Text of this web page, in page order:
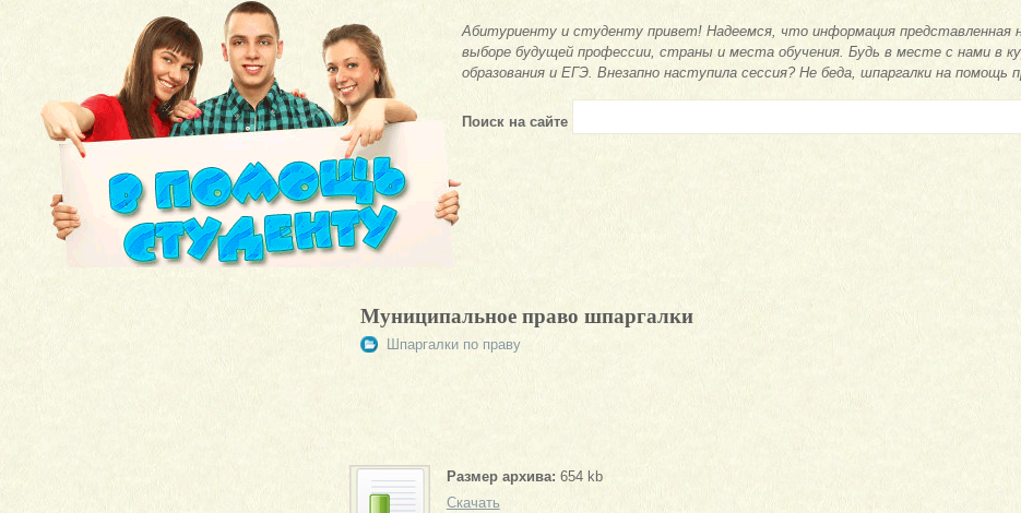
Абитуриенту и студенту привет! Надеемся, что информация
выборе будущей профессии, страны и места обучения. Будь в месте с нами в
образования и ЕГЭ. Внезапно наступила сессия? Не беда, шпаргалки на помощь
Поиск на сайте
Муниципальное право шпаргалки
Шпаргалки по праву
Размер архива: 654 kb
Скачать